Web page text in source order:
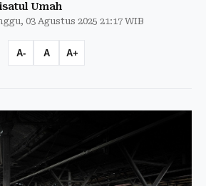
Umah
03 Agustus 2025 21:17 WIB
A- A A+